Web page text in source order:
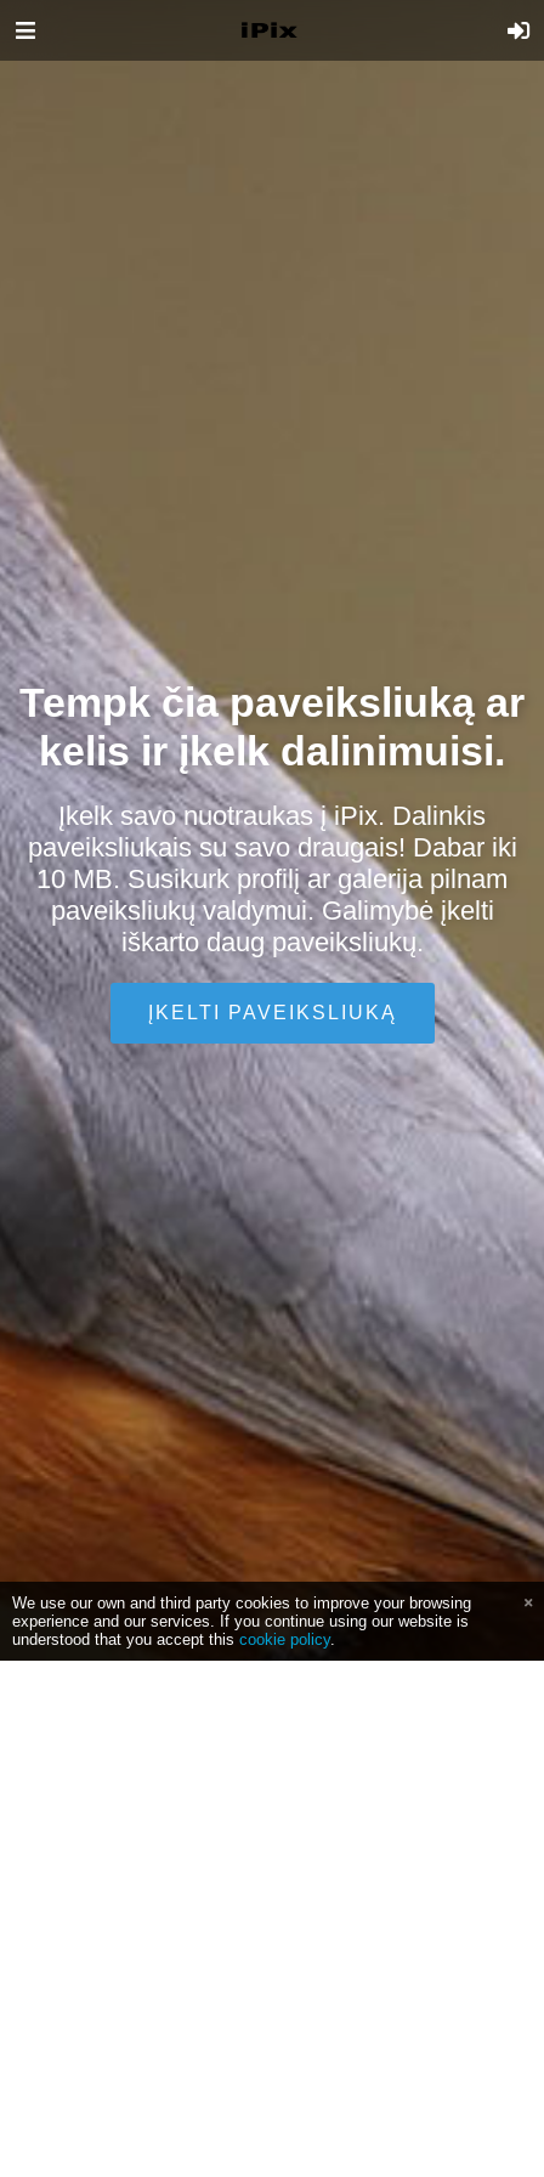
Tempk čia paveiksliuką ar
kelis ir įkelk dalinimuisi.
Įkelk savo nuotraukas į iPix. Dalinkis
paveiksliukais su savo draugais! Dabar iki
10 MB. Susikurk profilį ar galerija pilnam
paveiksliukų valdymui. Galimybė įkelti
iškarto daug paveiksliukų.
ĮKELTI PAVEIKSLIUKĄ
We use our own and third party cookies to improve your browsing
experience and our services. If you continue using our website is
understood that you accept this cookie policy.